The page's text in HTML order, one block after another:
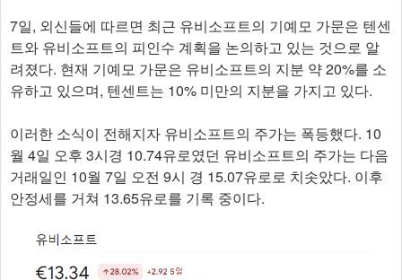
7일, 외신들에 따르면 최근 유비소프트의 기예모 가문은 텐센
트와 유비소프트의 피인수 계획을 논의하고 있는 것으로 알
려졌다. 현재 기예모 가문은 유비소프트의 지분 약 20%를 소
유하고 있으며, 텐센트는 10% 미만의 지분을 가지고 있다.
이러한 소식이 전해지자 유비소프트의 주가는 폭등했다. 10
월 4일 오후 3시경 10.74유로였던 유비소프트의 주가는 다음
거래일인 10월 7일 오전 9시 경 15.07유로로 치솟았다. 이후
안정세를 거쳐 13.65유로를 기록 중이다.